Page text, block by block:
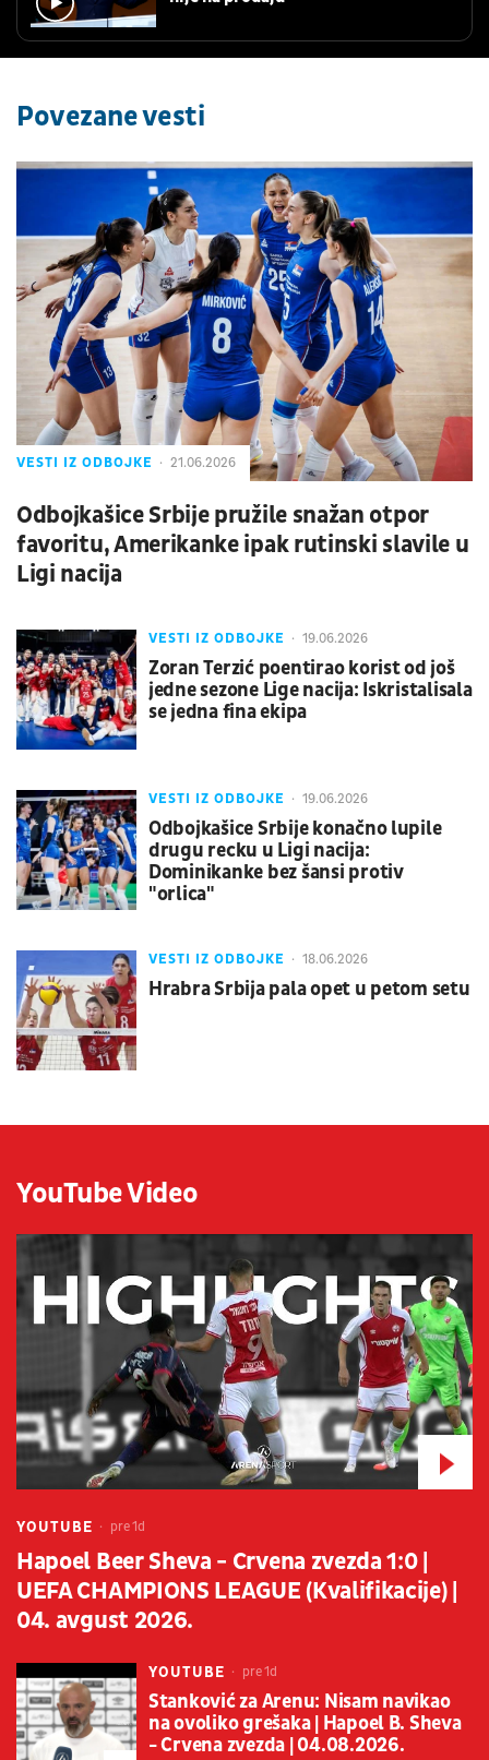
Povezane vesti
VESTI IZ ODBOJKE 21.06.2026
Odbojkašice Srbije pružile snažan otpor
favoritu, Amerikanke ipak rutinski slavile u
Ligi nacija
VESTI IZ ODBOJKE 19.06.2026
Zoran Terzić poentirao korist od još
jedne sezone Lige nacija: Iskristalisala
se jedna fina ekipa
VESTI IZ ODBOJKE 19.06.2026
Odbojkašice Srbije konačno lupile
drugu recku u Ligi nacija:
Dominikanke bez šansi protiv
"orlica"
VESTI IZ ODBOJKE 18.06.2026
Hrabra Srbija pala opet u petom setu
YouTube Video
YOUTUBE pre 1d
Hapoel Beer Sheva - Crvena zvezda 1:0 |
UEFA CHAMPIONS LEAGUE (Kvalifikacije) |
04. avgust 2026.
YOUTUBE pre 1d
Stanković za Arenu: Nisam navikao
na ovoliko grešaka | Hapoel B. Sheva
- Crvena zvezda | 04.08.2026.